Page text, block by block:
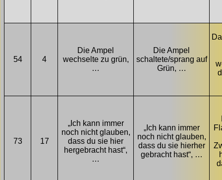
54 4
Die Ampel
wechselte zu grün,
…
Die Ampel
schaltete/sprang auf
Grün, …
73 17
„Ich kann immer
noch nicht glauben,
dass du sie hier
hergebracht hast“,
…
„Ich kann immer
noch nicht glauben,
dass du sie hierher
gebracht hast“, …